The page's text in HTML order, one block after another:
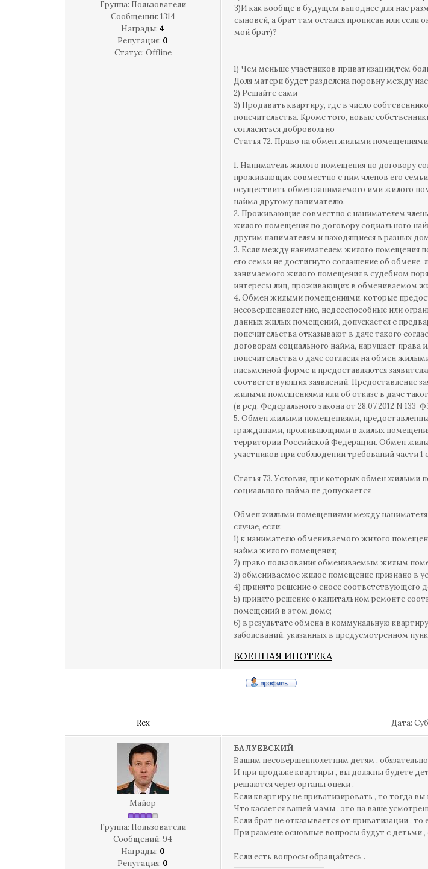
Группа: Пользователи
Сообщений: 1314
Награды: 4
Репутация: 0
Статус: Offline
3)И как вообще в будущем выгоднее для нас
сыновей, а брат там остался прописан или
мой брат)?
1) Чем меньше участников приватизации,тем
Доля матери будет разделена поровну между
2) Решайте сами
3) Продавать квартиру, где в число
попечительства. Кроме того, новые
согласиться добровольно
Статья 72. Право на обмен жилыми
1. Наниматель жилого помещения по договору
проживающих совместно с ним членов его
осуществить обмен занимаемого ими жилого
найма другому нанимателю.
2. Проживающие совместно с нанимателем
жилого помещения по договору социального
другим нанимателям и находящиеся в разных
3. Если между нанимателем жилого помещения
его семьи не достигнуто соглашение об
занимаемого жилого помещения в судебном
интересы лиц, проживающих в обмениваемом
4. Обмен жилыми помещениями, которые
несовершеннолетние, недееспособные или
данных жилых помещений, допускается с
попечительства отказывают в даче такого
договорам социального найма, нарушает права
попечительства о даче согласия на обмен
письменной форме и предоставляются
соответствующих заявлений. Предоставление
жилыми помещениями или об отказе в даче
(в ред. Федерального закона от 28.07.2012 N 133-
5. Обмен жилыми помещениями,
гражданами, проживающими в жилых
территории Российской Федерации. Обмен
участников при соблюдении требований части 1
Статья 73. Условия, при которых обмен
социального найма не допускается
Обмен жилыми помещениями между
случае, если:
1) к нанимателю обмениваемого жилого
найма жилого помещения;
2) право пользования обмениваемым жилым
3) обмениваемое жилое помещение признано в
4) принято решение о сносе соответствующего
5) принято решение о капитальном ремонте
помещений в этом доме;
6) в результате обмена в коммунальную
заболеваний, указанных в предусмотренном
ВОЕННАЯ ИПОТЕКА
Rex Дата:
Майор
Группа: Пользователи
Сообщений: 94
Награды: 0
Репутация: 0
БАЛУЕВСКИЙ,
Вашим несовершеннолетним детям ,
И при продаже квартиры , вы должны будете
решаются через органы опеки .
Если квартиру не приватизировать , то тогда
Что касается вашей мамы , это на ваше
Если брат не отказывается от приватизации , то
При размене основные вопросы будут с детьми
Если есть вопросы обращайтесь .